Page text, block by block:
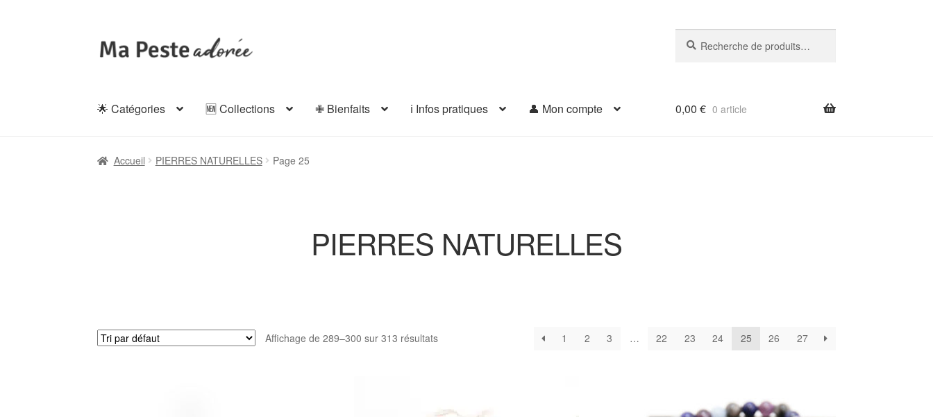
Aller
à
Aller
au
pour :
Recherche
🌟 Catégories 🆕 Collections ✙ Bienfaits ℹ️ Infos pratiques 👤 Mon compte 0,00 € 0 article
Accueil PIERRES NATURELLES Page 25
PIERRES NATURELLES
Affichage de 289–300 sur 313 résultats 1 2 3 … 22 23 24 25 26 27